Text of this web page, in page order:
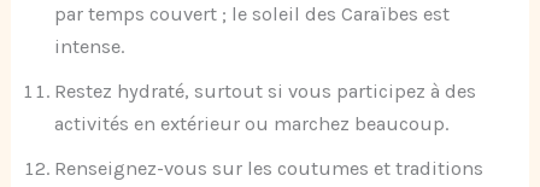
par temps couvert ; le soleil des Caraïbes est
intense.
Restez hydraté, surtout si vous participez à des
activités en extérieur ou marchez beaucoup.
Renseignez-vous sur les coutumes et traditions